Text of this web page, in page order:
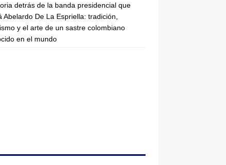
detrás de la banda presidencial que
Abelardo De La Espriella: tradición,
y el arte de un sastre colombiano
en el mundo